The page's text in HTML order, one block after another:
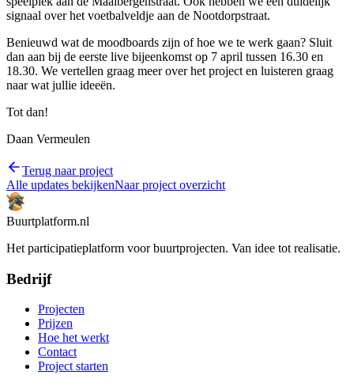
signaal over het voetbalveldje aan de Nootdorpstraat.
Benieuwd wat de moodboards zijn of hoe we te werk gaan? Sluit
dan aan bij de eerste live bijeenkomst op 7 april tussen 16.30 en
18.30. We vertellen graag meer over het project en luisteren graag
naar wat jullie ideeën.
Tot dan!
Daan Vermeulen
Terug naar project
Alle updates bekijkenNaar project overzicht
Buurtplatform.nl
Het participatieplatform voor buurtprojecten. Van idee tot realisatie.
Bedrijf
Projecten
Prijzen
Hoe het werkt
Contact
Project starten